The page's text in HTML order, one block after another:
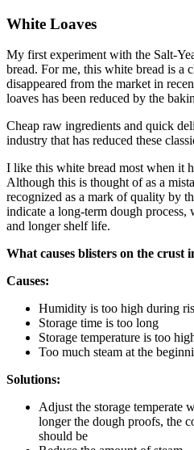
White Loaves
My first experiment with the Salt-
bread. For me, this white bread is a
disappeared from the market in
loaves has been reduced by the
Cheap raw ingredients and quick
industry that has reduced these
I like this white bread most when it
Although this is thought of as a
recognized as a mark of quality by
indicate a long-term dough
and longer shelf life.
What causes blisters on the crust
Causes:
Humidity is too high during
Storage time is too long
Storage temperature is too
Too much steam at the
Solutions:
Adjust the storage temperate
longer the dough proofs, the
should be